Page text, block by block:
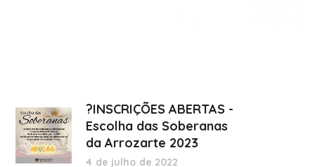
?INSCRIÇÕES ABERTAS -
Escolha das Soberanas
da Arrozarte 2023
4 de julho de 2022